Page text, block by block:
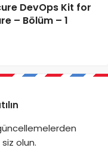
DevOps Kit for
– Bölüm – 1
olun.